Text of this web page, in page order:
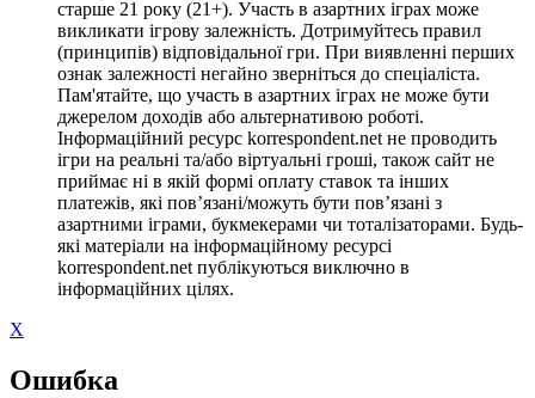
старше 21 року (21+). Участь в азартних іграх може
викликати ігрову залежність. Дотримуйтесь правил
(принципів) відповідальної гри. При виявленні перших
ознак залежності негайно зверніться до спеціаліста.
Пам'ятайте, що участь в азартних іграх не може бути
джерелом доходів або альтернативою роботі.
Інформаційний ресурс korrespondent.net не проводить
ігри на реальні та/або віртуальні гроші, також сайт не
приймає ні в якій формі оплату ставок та інших
платежів, які пов’язані/можуть бути пов’язані з
азартними іграми, букмекерами чи тоталізаторами. Будь-
які матеріали на інформаційному ресурсі
korrespondent.net публікуються виключно в
інформаційних цілях.
X
Ошибка